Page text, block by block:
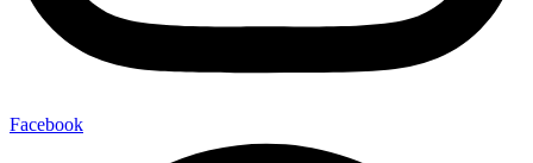
Facebook